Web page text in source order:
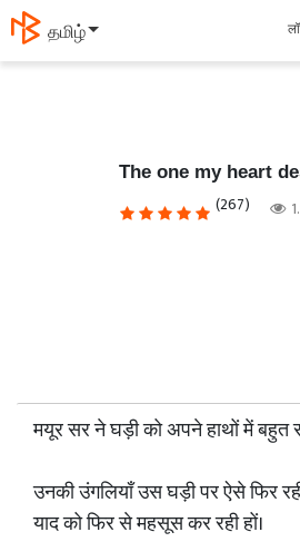
தமிழ்
The one my heart
(267)
मयूर सर ने घड़ी को अपने हाथों में बहुत
उनकी उंगलियाँ उस घड़ी पर ऐसे फिर
याद को फिर से महसूस कर रही हों।